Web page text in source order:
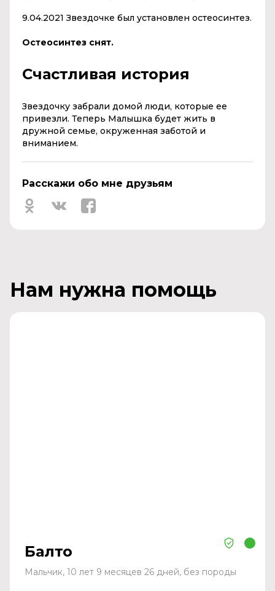
9.04.2021 Звездочке был установлен остеосинтез.
Остеосинтез снят.
Счастливая история
Звездочку забрали домой люди, которые ее
привезли. Теперь Малышка будет жить в
дружной семье, окруженная заботой и
вниманием.
Расскажи обо мне друзьям
Нам нужна помощь
Балто
Мальчик, 10 лет 9 месяцев 26 дней, без породы